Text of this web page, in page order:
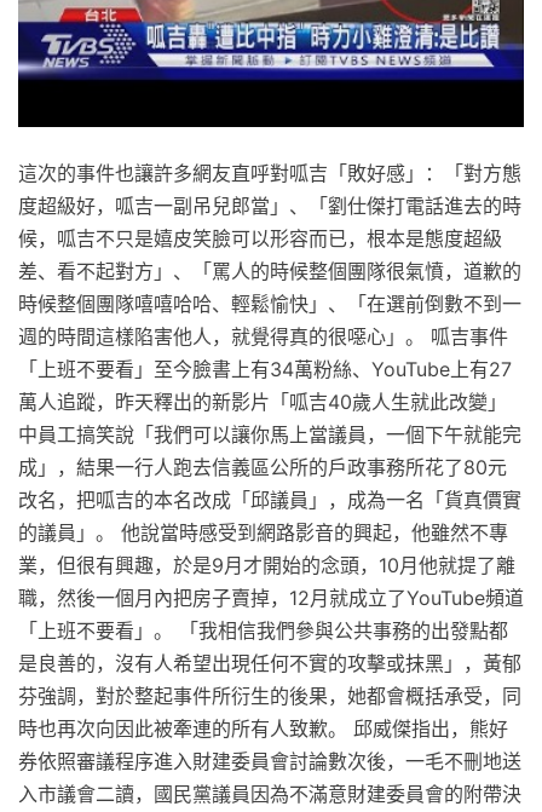
這次的事件也讓許多網友直呼對呱吉「敗好感」：「對方態
度超級好，呱吉一副吊兒郎當」、「劉仕傑打電話進去的時
候，呱吉不只是嬉皮笑臉可以形容而已，根本是態度超級
差、看不起對方」、「罵人的時候整個團隊很氣憤，道歉的
時候整個團隊嘻嘻哈哈、輕鬆愉快」、「在選前倒數不到一
週的時間這樣陷害他人，就覺得真的很噁心」。 呱吉事件
「上班不要看」至今臉書上有34萬粉絲、YouTube上有27
萬人追蹤，昨天釋出的新影片「呱吉40歲人生就此改變」
中員工搞笑說「我們可以讓你馬上當議員，一個下午就能完
成」，結果一行人跑去信義區公所的戶政事務所花了80元
改名，把呱吉的本名改成「邱議員」，成為一名「貨真價實
的議員」。 他說當時感受到網路影音的興起，他雖然不專
業，但很有興趣，於是9月才開始的念頭，10月他就提了離
職，然後一個月內把房子賣掉，12月就成立了YouTube頻道
「上班不要看」。 「我相信我們參與公共事務的出發點都
是良善的，沒有人希望出現任何不實的攻擊或抹黑」，黃郁
芬強調，對於整起事件所衍生的後果，她都會概括承受，同
時也再次向因此被牽連的所有人致歉。 邱威傑指出，熊好
券依照審議程序進入財建委員會討論數次後，一毛不刪地送
入市議會二讀，國民黨議員因為不滿意財建委員會的附帶決